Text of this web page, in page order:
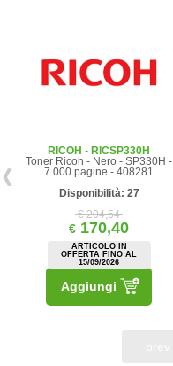
RICOH - RICSP330H
Toner Ricoh - Nero - SP330H -
7.000 pagine - 408281
Disponibilità: 27
€ 204,54
€ 170,40
ARTICOLO IN
OFFERTA FINO AL
15/09/2026
Aggiungi